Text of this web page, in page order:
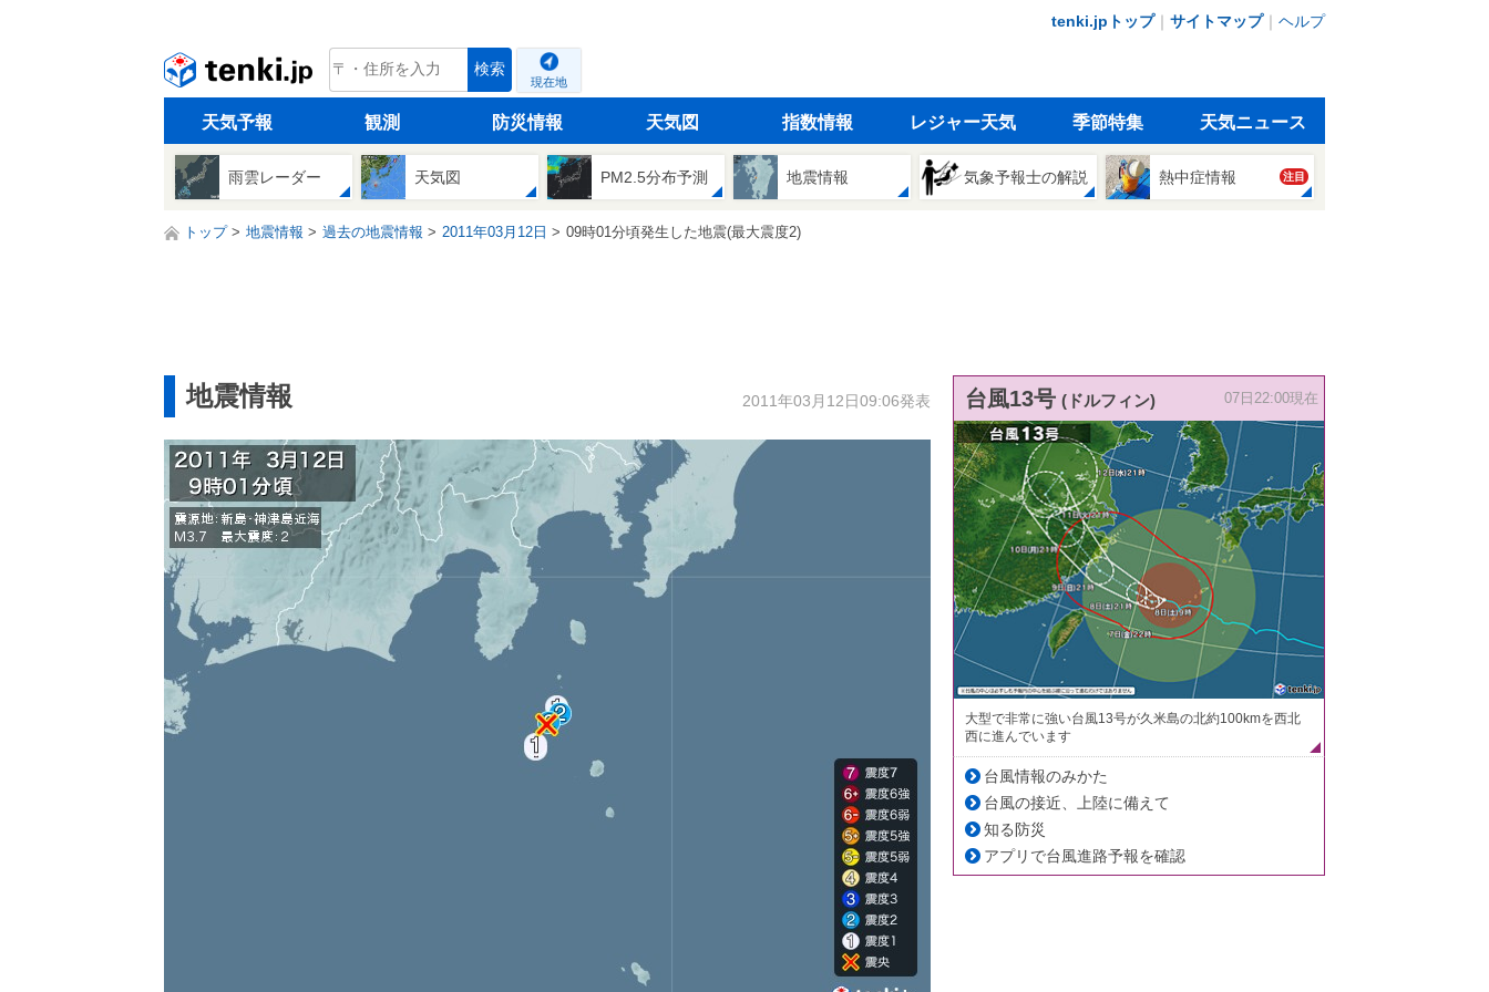
tenki.jpトップ｜ サイトマップ｜ ヘルプ
tenki.jp 検索
現在地
天気予報 観測 防災情報 天気図 指数情報 レジャー天気 季節特集 天気ニュース
雨雲レーダー 天気図 PM2.5分布予測 地震情報 気象予報士の解説 熱中症情報 注目
トップ 地震情報 過去の地震情報 2011年03月12日 09時01分頃発生した地震(最大震度2)
地震情報 2011年03月12日09:06発表 台風13号 (ドルフィン) 07日22:00現在
大型で非常に強い台風13号が久米島の北約100kmを西北
西に進んでいます
台風情報のみかた
台風の接近、上陸に備えて
知る防災
アプリで台風進路予報を確認